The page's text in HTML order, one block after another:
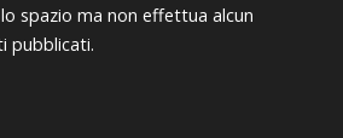
spazio ma non effettua alcun
pubblicati.